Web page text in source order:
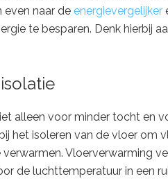
even naar de energievergelijker
te besparen. Denk hierbij
alleen voor minder tocht en
het isoleren van de vloer om
Vloerverwarming
de luchttemperatuur in een